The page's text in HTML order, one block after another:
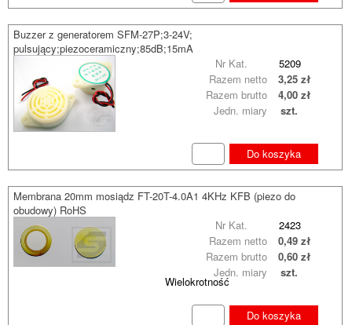
Buzzer z generatorem SFM-27P;3-24V;
pulsujący;piezoceramiczny;85dB;15mA
Nr Kat.
5209
Razem brutto 4,00 zł
Razem netto 3,25 zł
Jedn. miary szt.
Do koszyka
Membrana 20mm mosiądz FT-20T-4.0A1 4KHz KFB (piezo do
obudowy) RoHS
Wielokrotność
Nr Kat. 2423
Razem brutto 0,60 zł
Razem netto 0,49 zł
Jedn. miary szt.
Do koszyka